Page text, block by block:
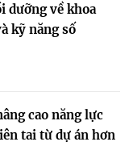
dưỡng về khoa
kỹ năng số
cao năng lực
tai từ dự án hơn